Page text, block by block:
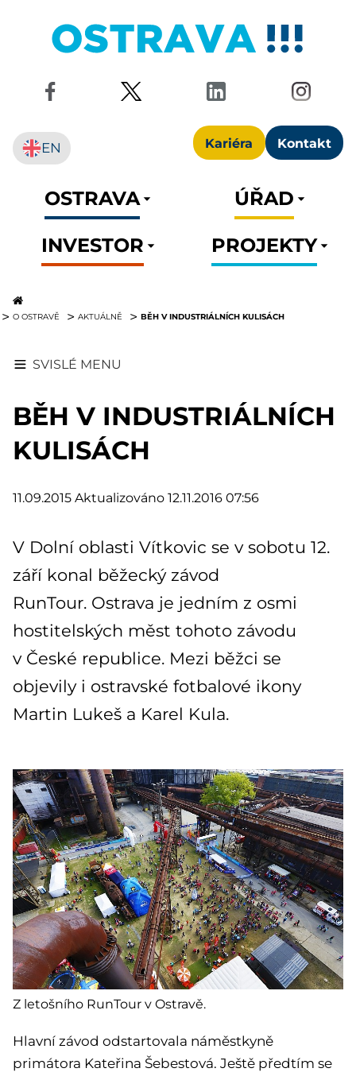
Kariéra Kontakt
EN
OSTRAVA
ÚŘAD
INVESTOR
PROJEKTY
O OSTRAVĚ AKTUÁLNĚ BĚH V INDUSTRIÁLNÍCH KULISÁCH
SVISLÉ MENU
BĚH V INDUSTRIÁLNÍCH
KULISÁCH
11.09.2015 Aktualizováno 12.11.2016 07:56
V Dolní oblasti Vítkovic se v sobotu 12.
září konal běžecký závod
RunTour. Ostrava je jedním z osmi
hostitelských měst tohoto závodu
v České republice. Mezi běžci se
objevily i ostravské fotbalové ikony
Martin Lukeš a Karel Kula.
Z letošního RunTour v Ostravě.
Hlavní závod odstartovala náměstkyně
primátora Kateřina Šebestová. Ještě předtím se